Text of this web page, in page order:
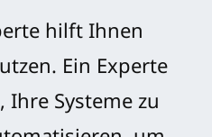
hilft Ihnen
Ein Experte
Systeme zu